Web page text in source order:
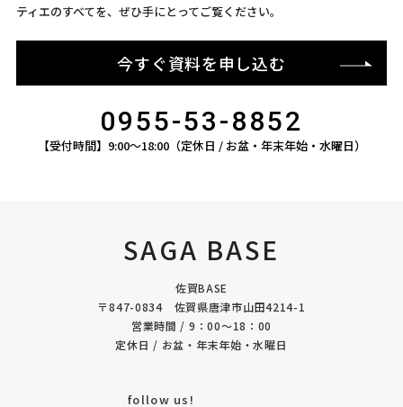
ティエのすべてを、ぜひ手にとってご覧ください。
今すぐ資料を申し込む
0955-53-8852
【受付時間】9:00〜18:00（定休日 / お盆・年末年始・水曜日）
SAGA BASE
佐賀BASE
〒847-0834 佐賀県唐津市山田4214-1
営業時間 / 9：00〜18：00
定休日 / お盆・年末年始・水曜日
follow us!